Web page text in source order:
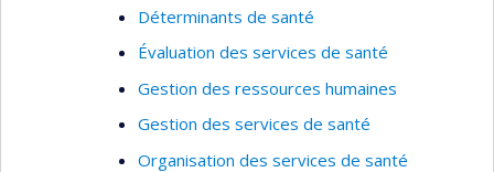
institutionnalisation, dynamiques d’acteurs,
enjeux de pouvoir, financement, entre autres) :
pérennité et mise à l’échelle.
Pour la liste complète de mes publications, voir
Déterminants de santé
Évaluation des services de santé
Gestion des ressources humaines
Gestion des services de santé
Organisation des services de santé